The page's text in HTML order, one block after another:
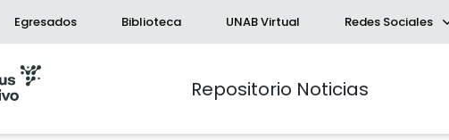
Egresados Biblioteca UNAB Virtual Redes Sociales
Repositorio Noticias